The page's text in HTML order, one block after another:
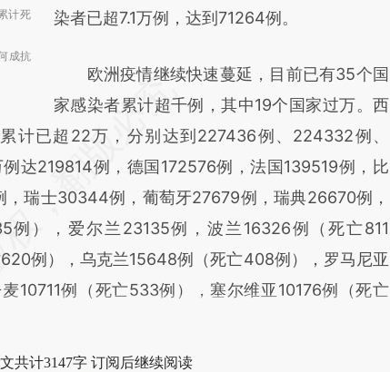
计死
成抗
染者已超7.1万例，达到71264例。
欧洲疫情继续快速蔓延，目前已有35个国
家感染者累计超千例，其中19个国家过万。西
计已超22万，分别达到227436例、224332例、
达219814例，德国172576例，法国139519例，比
瑞士30344例，葡萄牙27679例，瑞典26670例，
例），爱尔兰23135例，波兰16326例（死亡811
例），乌克兰15648例（死亡408例），罗马尼亚
10711例（死亡533例），塞尔维亚10176例（死亡
共计3147字 订阅后继续阅读